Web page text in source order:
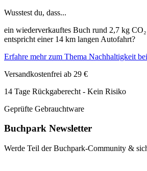
Wusstest du, dass...
ein wiederverkauftes Buch rund 2,7 kg
entspricht einer 14 km langen Autofahrt?
Erfahre mehr zum Thema Nachhaltigkeit
Versandkostenfrei ab 29 €
14 Tage Rückgaberecht - Kein Risiko
Geprüfte Gebrauchtware
Buchpark Newsletter
Werde Teil der Buchpark-Community &